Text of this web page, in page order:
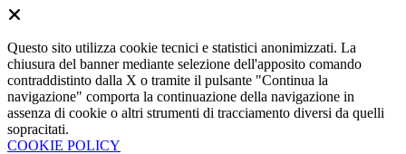
Questo sito utilizza cookie tecnici e statistici anonimizzati. La
chiusura del banner mediante selezione dell'apposito comando
contraddistinto dalla X o tramite il pulsante "Continua la
navigazione" comporta la continuazione della navigazione in
assenza di cookie o altri strumenti di tracciamento diversi da quelli
sopracitati.
COOKIE POLICY